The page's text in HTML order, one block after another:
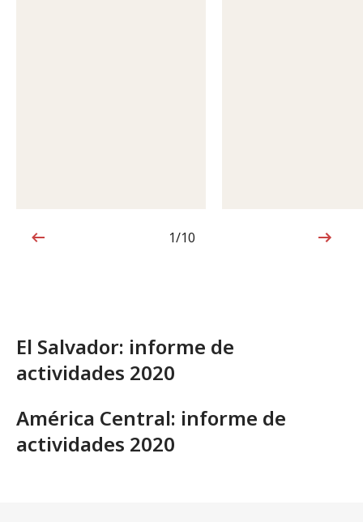
1de10
1/10
El Salvador: informe de
actividades 2020
América Central: informe de
actividades 2020